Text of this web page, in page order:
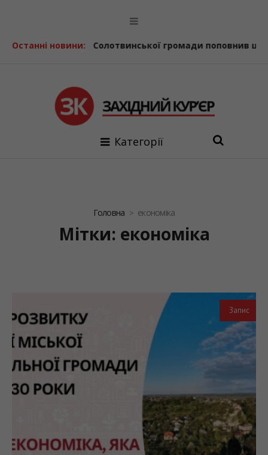
Останні новини:громади поповнив ще один шкільний
Категорії
Головна економіка
Мітки: економіка
Запис